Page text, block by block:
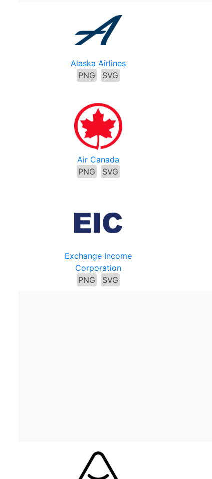
Alaska Airlines
PNG
SVG
Air Canada
PNG
SVG
Exchange Income
Corporation
PNG
SVG